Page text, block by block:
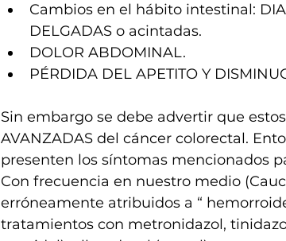
Cambios en el hábito intestinal:
DELGADAS o acintadas.
DOLOR ABDOMINAL.
PÉRDIDA DEL APETITO Y
Sin embargo se debe advertir que
AVANZADAS del cáncer colorectal.
presenten los síntomas mencionados
Con frecuencia en nuestro medio
erróneamente atribuidos a “
tratamientos con metronidazol,